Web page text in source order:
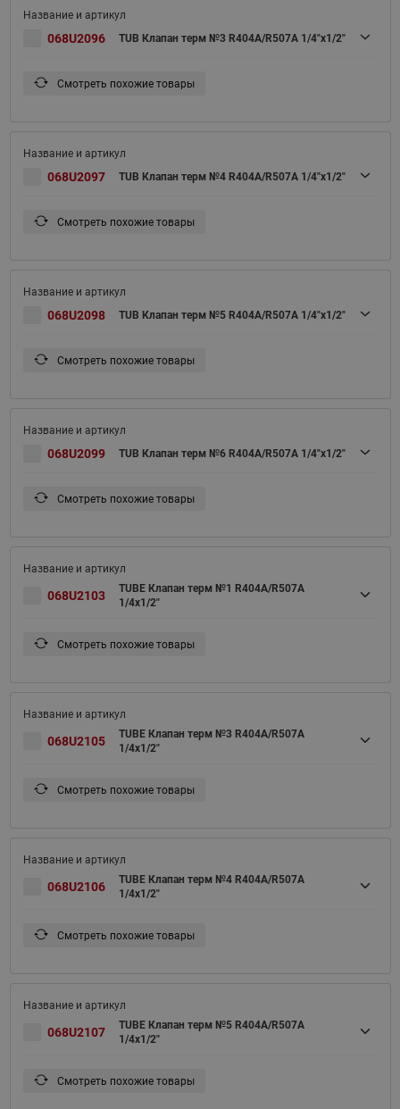
068U2096 TUB Клапан терм №3 R404A/R507A 1/4"x1/2"
Смотреть похожие товары
068U2097 TUB Клапан терм №4 R404A/R507A 1/4"x1/2"
Смотреть похожие товары
068U2098 TUB Клапан терм №5 R404A/R507A 1/4"x1/2"
Смотреть похожие товары
068U2099 TUB Клапан терм №6 R404A/R507A 1/4"x1/2"
Смотреть похожие товары
068U2103
TUBE Клапан терм №1 R404A/R507A
1/4x1/2"
Смотреть похожие товары
068U2105
TUBE Клапан терм №3 R404A/R507A
1/4x1/2"
Смотреть похожие товары
068U2106
TUBE Клапан терм №4 R404A/R507A
1/4x1/2"
Смотреть похожие товары
068U2107
TUBE Клапан терм №5 R404A/R507A
1/4x1/2"
Смотреть похожие товары